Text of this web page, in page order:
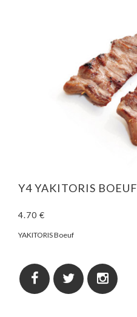
Y4 YAKITORIS BOEUF
4.70 €
YAKITORIS Boeuf